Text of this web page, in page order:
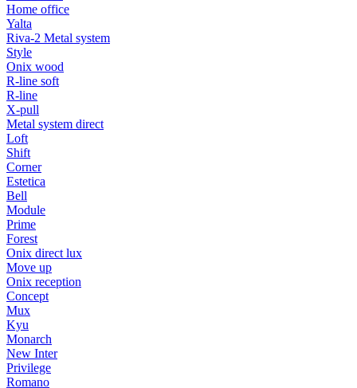
Home office
Yalta
Riva-2 Metal system
Style
Onix wood
R-line soft
R-line
X-pull
Metal system direct
Loft
Shift
Corner
Estetica
Bell
Module
Prime
Forest
Onix direct lux
Move up
Onix reception
Concept
Mux
Kyu
Monarch
New Inter
Privilege
Romano